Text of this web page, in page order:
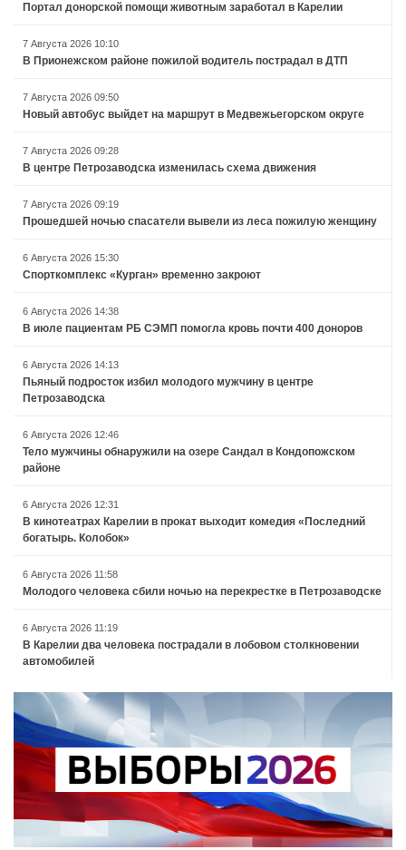
Портал донорской помощи животным заработал в Карелии
7 Августа 2026 10:10
В Прионежском районе пожилой водитель пострадал в ДТП
7 Августа 2026 09:50
Новый автобус выйдет на маршрут в Медвежьегорском округе
7 Августа 2026 09:28
В центре Петрозаводска изменилась схема движения
7 Августа 2026 09:19
Прошедшей ночью спасатели вывели из леса пожилую женщину
6 Августа 2026 15:30
Спорткомплекс «Курган» временно закроют
6 Августа 2026 14:38
В июле пациентам РБ СЭМП помогла кровь почти 400 доноров
6 Августа 2026 14:13
Пьяный подросток избил молодого мужчину в центре
Петрозаводска
6 Августа 2026 12:46
Тело мужчины обнаружили на озере Сандал в Кондопожском
районе
6 Августа 2026 12:31
В кинотеатрах Карелии в прокат выходит комедия «Последний
богатырь. Колобок»
6 Августа 2026 11:58
Молодого человека сбили ночью на перекрестке в Петрозаводске
6 Августа 2026 11:19
В Карелии два человека пострадали в лобовом столкновении
автомобилей